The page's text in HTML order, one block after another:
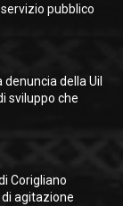
pubblico
della Uil
sviluppo che
Corigliano
agitazione